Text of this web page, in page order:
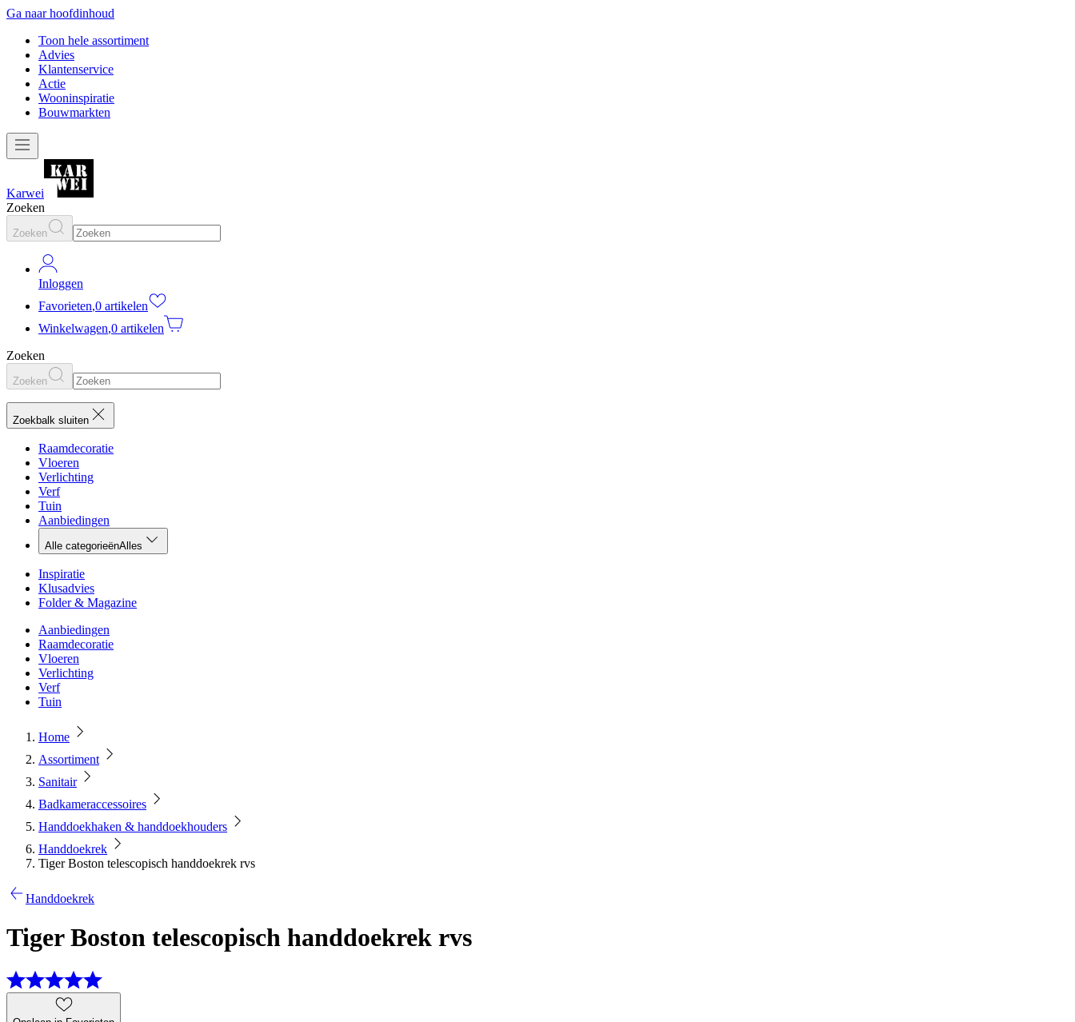
Ga naar hoofdinhoud
Toon hele assortiment
Advies
Klantenservice
Actie
Wooninspiratie
Bouwmarkten
Karwei
Zoeken
Zoeken
Inloggen
Favorieten,0 artikelen
Winkelwagen,0 artikelen
Zoeken
Zoeken
Zoekbalk sluiten
Raamdecoratie
Vloeren
Verlichting
Verf
Tuin
Aanbiedingen
Alle categorieënAlles
Inspiratie
Klusadvies
Folder & Magazine
Aanbiedingen
Raamdecoratie
Vloeren
Verlichting
Verf
Tuin
Home
Assortiment
Sanitair
Badkameraccessoires
Handdoekhaken & handdoekhouders
Handdoekrek
Tiger Boston telescopisch handdoekrek rvs
Handdoekrek
Tiger Boston telescopisch handdoekrek rvs